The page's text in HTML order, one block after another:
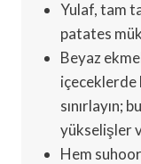
Yulaf, tam
patates
Beyaz
sınırlayın;
yükselişler
Hem